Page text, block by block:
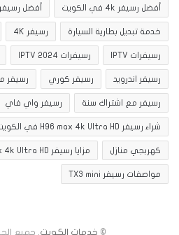
أفضل رسيفر 4k في الكويت أفضل رسيفر IPTV
خدمة تبديل بطارية السيارة رسيفر 4K
رسيفرات IPTV رسيفرات IPTV 2024
رسيفر اندرويد رسيفر كوري رسيفر
رسيفر مع اشتراك سنة رسيفر واي فاي
شراء رسيفر H96 max 4k Ultra HD في الكويت
كهربجي منازل مزايا رسيفر H96 max 4k Ultra HD
مواصفات رسيفر TX3 mini
© خدمات الكويت . جميع